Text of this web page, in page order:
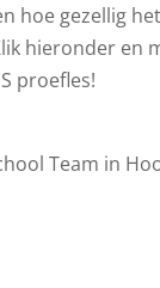
hoe gezellig
hieronder en
proefles!
Team in